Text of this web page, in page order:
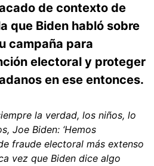
de contexto de
que Biden habló sobre
campaña para
electoral y proteger
en ese entonces.
la verdad, los niños, lo
Joe Biden: ‘Hemos
fraude electoral más extenso
vez que Biden dice algo